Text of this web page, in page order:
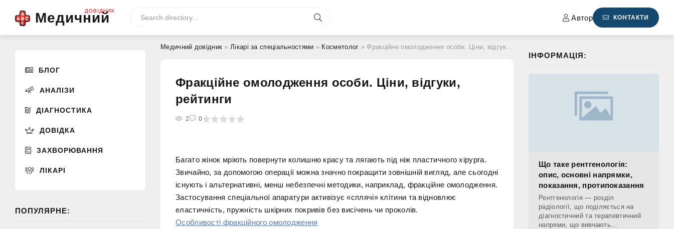
Медичний
ДОВІДНИК
Автор КОНТАКТИ
БЛОГ
АНАЛІЗИ
ДІАГНОСТИКА
ДОВІДКА
ЗАХВОРЮВАННЯ
ЛІКАРІ
ПОПУЛЯРНЕ:
Медичний довідник »Лікарі за спеціальностями » Косметолог » Фракційне омолодження особи. Ціни, відгуки, рейтинги
Фракційне омолодження особи. Ціни, відгуки,
рейтинги
2 0
4 5
Багато жінок мріють повернути колишню красу та лягають під ніж пластичного хірурга.
Звичайно, за допомогою операції можна значно покращити зовнішній вигляд, але сьогодні
існують і альтернативні, менш небезпечні методики, наприклад, фракційне омолодження.
Застосування спеціальної апаратури активізує «сплячі» клітини та відновлює
еластичність, пружність шкірних покривів без висічень чи проколів.
Особливості фракційного омолодження
ІНФОРМАЦІЯ:
Що таке рентгенологія:
опис, основні напрямки,
показання, протипоказання
Рентгенологія — розділ
радіології, що поділяється на
діагностичний та терапевтичний
напрями, що вивчають